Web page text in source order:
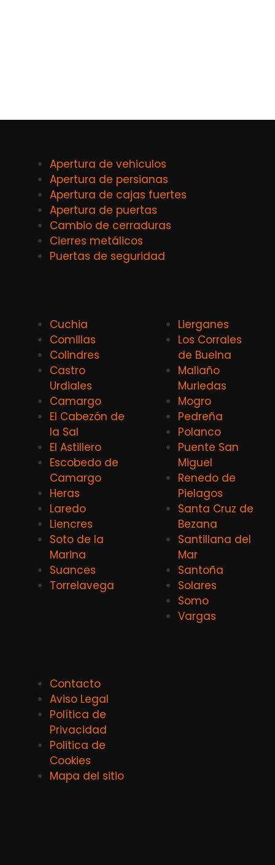
Apertura de vehiculos
Apertura de persianas
Apertura de cajas fuertes
Apertura de puertas
Cambio de cerraduras
Cierres metálicos
Puertas de seguridad
Cuchia
Comillas
Colindres
Castro
Urdiales
Camargo
El Cabezón de
la Sal
El Astillero
Escobedo de
Camargo
Heras
Laredo
Liencres
Soto de la
Marina
Suances
Torrelavega
Lierganes
Los Corrales
de Buelna
Maliaño
Muriedas
Mogro
Pedreña
Polanco
Puente San
Miguel
Renedo de
Pielagos
Santa Cruz de
Bezana
Santillana del
Mar
Santoña
Solares
Somo
Vargas
Contacto
Aviso Legal
Política de
Privacidad
Politica de
Cookies
Mapa del sitio